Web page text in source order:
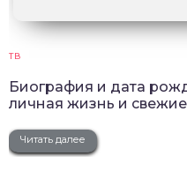
ТВ
Биография и дата
личная жизнь и
Читать далее